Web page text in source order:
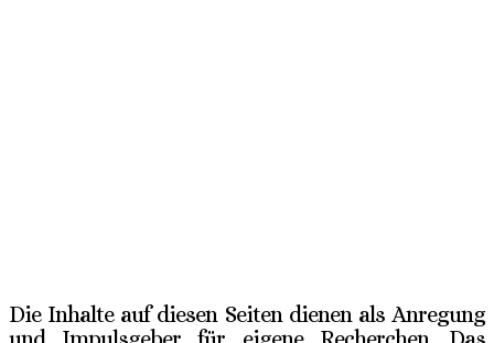
Die Inhalte auf diesen Seiten dienen als Anregung